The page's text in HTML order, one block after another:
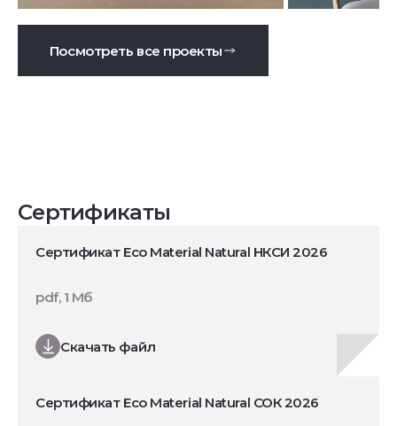
Посмотреть все проекты
Сертификаты
Сертификат Eco Material Natural НКСИ 2026
Скачать файл
pdf, 1 Мб
Сертификат Eco Material Natural СОК 2026